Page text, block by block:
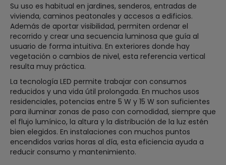
Su uso es habitual en jardines, senderos, entradas de
vivienda, caminos peatonales y accesos a edificios.
Además de aportar visibilidad, permiten ordenar el
recorrido y crear una secuencia luminosa que guía al
usuario de forma intuitiva. En exteriores donde hay
vegetación o cambios de nivel, esta referencia vertical
resulta muy práctica.
La tecnología LED permite trabajar con consumos
reducidos y una vida útil prolongada. En muchos usos
residenciales, potencias entre 5 W y 15 W son suficientes
para iluminar zonas de paso con comodidad, siempre que
el flujo lumínico, la altura y la distribución de la luz estén
bien elegidos. En instalaciones con muchos puntos
encendidos varias horas al día, esta eficiencia ayuda a
reducir consumo y mantenimiento.